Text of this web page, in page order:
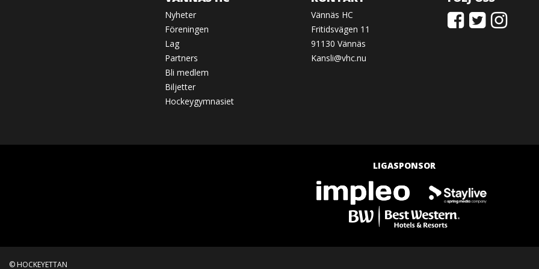
Nyheter
Föreningen
Lag
Partners
Bli medlem
Biljetter
Hockeygymnasiet
Vännäs HC
Fritidsvägen 11
91130 Vännäs
Kansli@vhc.nu
LIGASPONSOR
© HOCKEYETTAN